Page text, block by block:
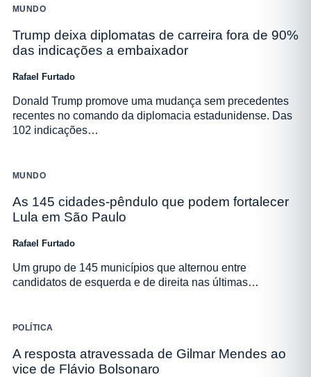
MUNDO
Trump deixa diplomatas de carreira fora de 90%
das indicações a embaixador
Rafael Furtado
Donald Trump promove uma mudança sem precedentes
recentes no comando da diplomacia estadunidense. Das
102 indicações…
MUNDO
As 145 cidades-pêndulo que podem fortalecer
Lula em São Paulo
Rafael Furtado
Um grupo de 145 municípios que alternou entre
candidatos de esquerda e de direita nas últimas…
POLÍTICA
A resposta atravessada de Gilmar Mendes ao
vice de Flávio Bolsonaro